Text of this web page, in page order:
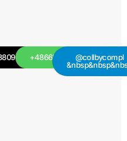
+48668439709@collbycompl